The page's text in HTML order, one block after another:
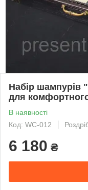
Набір шампурів
для
В наявності
Код: WC-012
6 180 ₴